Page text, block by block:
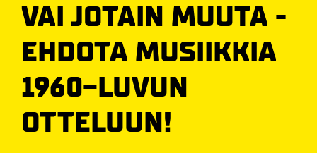
VAI JOTAIN MUUTA -
EHDOTA MUSIIKKIA
1960-LUVUN
OTTELUUN!